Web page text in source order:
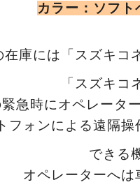
カラー：ソフト
在庫には「スズキコ
「スズキコ
急時にオペレータ
フォンによる遠隔
できる
オペレーターへは